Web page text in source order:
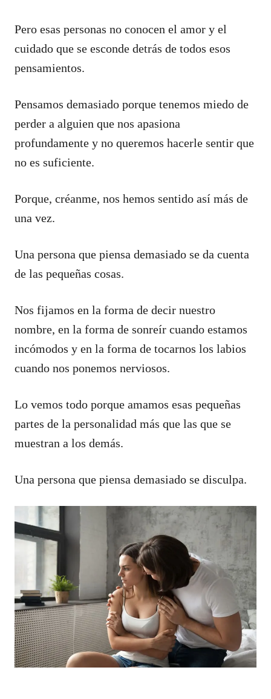
Pero esas personas no conocen el amor y el
cuidado que se esconde detrás de todos esos
pensamientos.
Pensamos demasiado porque tenemos miedo de
perder a alguien que nos apasiona
profundamente y no queremos hacerle sentir que
no es suficiente.
Porque, créanme, nos hemos sentido así más de
una vez.
Una persona que piensa demasiado se da cuenta
de las pequeñas cosas.
Nos fijamos en la forma de decir nuestro
nombre, en la forma de sonreír cuando estamos
incómodos y en la forma de tocarnos los labios
cuando nos ponemos nerviosos.
Lo vemos todo porque amamos esas pequeñas
partes de la personalidad más que las que se
muestran a los demás.
Una persona que piensa demasiado se disculpa.